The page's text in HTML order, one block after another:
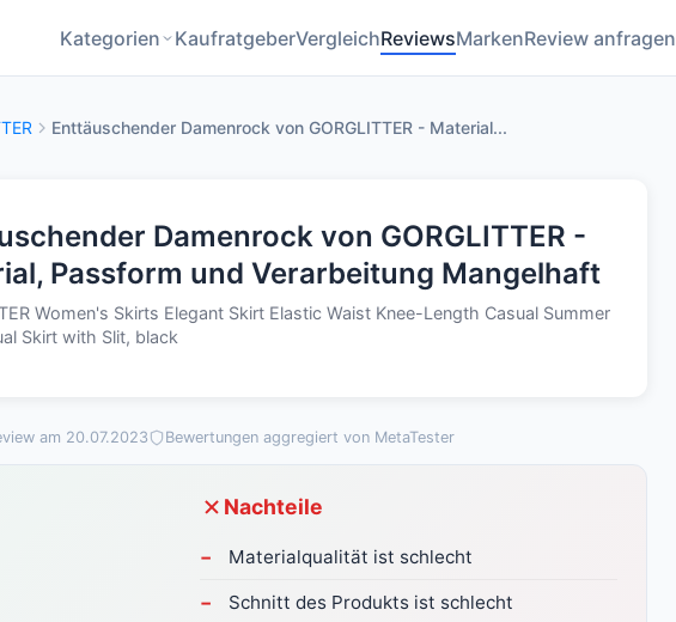
Kategorien KaufratgeberVergleichReviewsMarkenReview anfragen
Enttäuschender Damenrock von GORGLITTER - Material...
Damenrock von GORGLITTER -
Passform und Verarbeitung Mangelhaft
Women's Skirts Elegant Skirt Elastic Waist Knee-Length Casual Summer
Skirt with Slit, black
am 20.07.2023 Bewertungen aggregiert von MetaTester
Nachteile
Materialqualität ist schlecht
Schnitt des Produkts ist schlecht